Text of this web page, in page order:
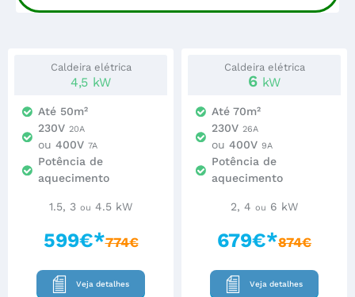
Caldeira elétrica
4,5 kW
Até 50m²
230V 20A
ou 400V 7A
Potência de
aquecimento
1.5, 3 ou 4.5 kW
599€*774€
Veja detalhes
Caldeira elétrica
6 kW
Até 70m²
230V 26A
ou 400V 9A
Potência de
aquecimento
2, 4 ou 6 kW
679€*874€
Veja detalhes